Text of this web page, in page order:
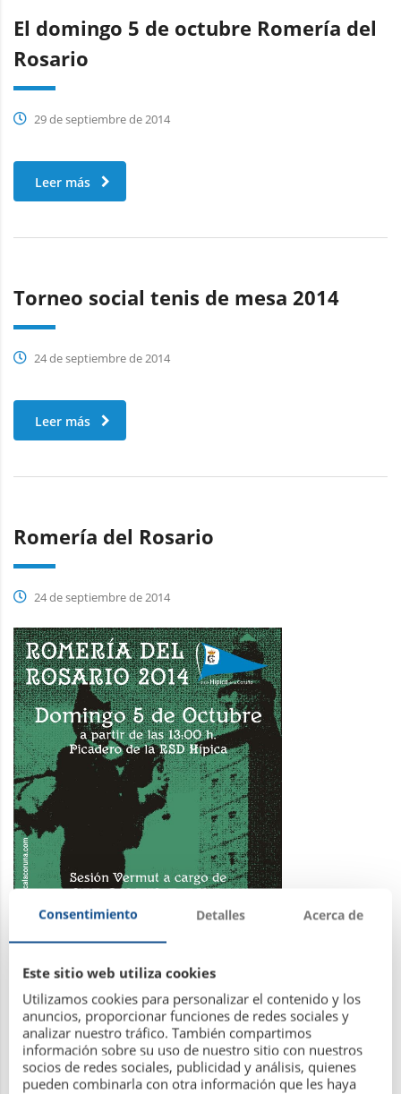
El domingo 5 de octubre Romería del
Rosario
29 de septiembre de 2014
Leer más
Torneo social tenis de mesa 2014
24 de septiembre de 2014
Leer más
Romería del Rosario
24 de septiembre de 2014
Leer más
Consentimiento Detalles Acerca de
Este sitio web utiliza cookies
Utilizamos cookies para personalizar el contenido y los
anuncios, proporcionar funciones de redes sociales y
analizar nuestro tráfico. También compartimos
información sobre su uso de nuestro sitio con nuestros
socios de redes sociales, publicidad y análisis, quienes
pueden combinarla con otra información que les haya